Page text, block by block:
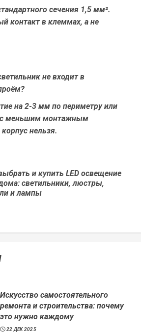
сечения 1,5 мм².
контакт в клеммах, а не
не входит в
на 2-3 мм по периметру или
с меньшим монтажным
нельзя.
и купить LED освещение
светильники, люстры,
и лампы
Искусство самостоятельного
ремонта и строительства: почему
это нужно каждому
22 ДЕК 2025